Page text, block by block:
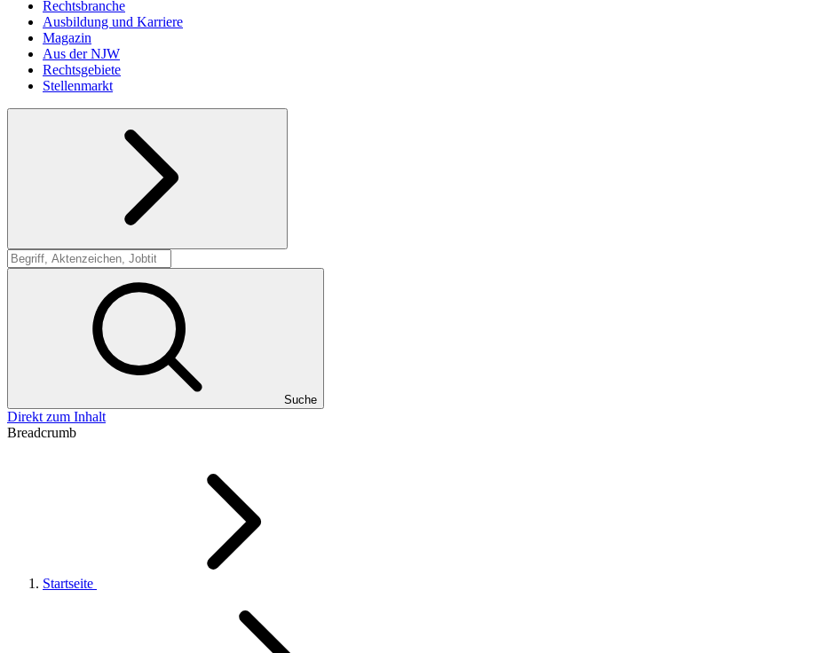
Rechtsbranche
Ausbildung und Karriere
Magazin
Aus der NJW
Rechtsgebiete
Stellenmarkt
Suche
Suche
Direkt zum Inhalt
Breadcrumb
Startseite